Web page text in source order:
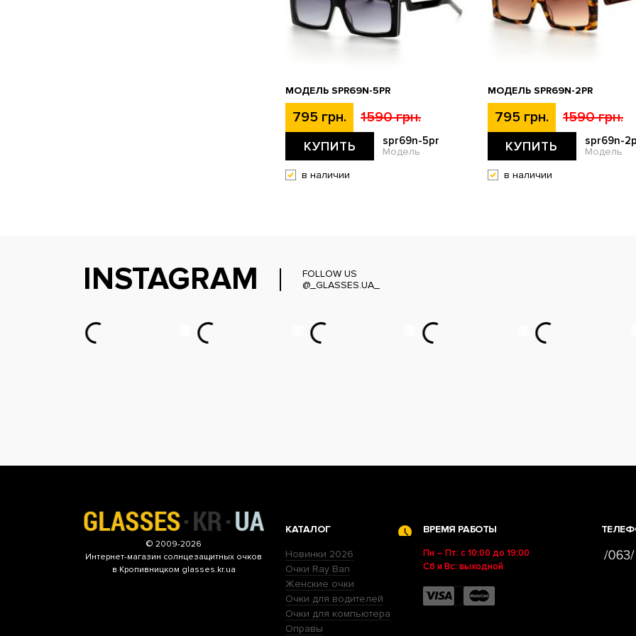
МОДЕЛЬ SPR69N-5PR
795 грн. 1590 грн.
КУПИТЬ spr69n-5pr
Модель
в наличии
МОДЕЛЬ SPR69N-2PR
795 грн. 1590 грн.
КУПИТЬ spr69n-
Модель
в наличии
INSTAGRAM
FOLLOW US
@_GLASSES.UA_
© 2009-2026
Интернет-магазин солнцезащитных очков
в Кропивницком glasses.kr.ua
КАТАЛОГ
Новинки 2026
Очки Ray Ban
Женские очки
Очки для водителей
Очки для компьютера
Оправы
ВРЕМЯ РАБОТЫ
Пн – Пт: с 10:00 до 19:00
Сб и Вс: выходной